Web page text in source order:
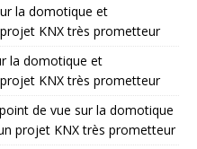
la domotique et
KNX très prometteur
la domotique et
KNX très prometteur
de vue sur la domotique
projet KNX très prometteur